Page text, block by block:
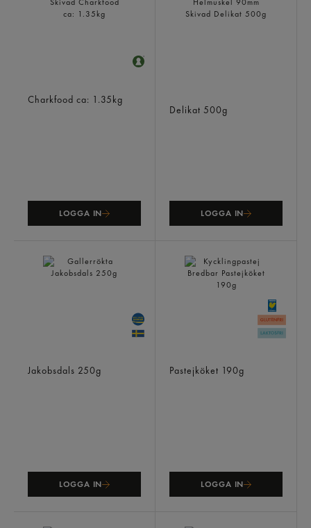
Charkfood ca: 1.35kg
LOGGA IN
Delikat 500g
LOGGA IN
Jakobsdals 250g
LOGGA IN
Pastejköket 190g
LOGGA IN